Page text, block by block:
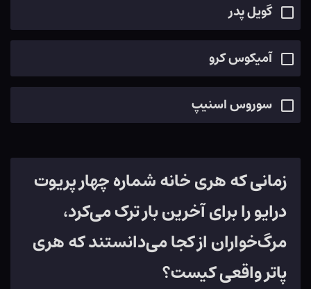
گویل پدر
آمیکوس کرو
سوروس اسنیپ
زمانی که هری خانه شماره چهار پریوت
درایو را برای آخرین بار ترک می‌کرد،
مرگ‌خواران از کجا می‌دانستند که هری
پاتر واقعی کیست؟